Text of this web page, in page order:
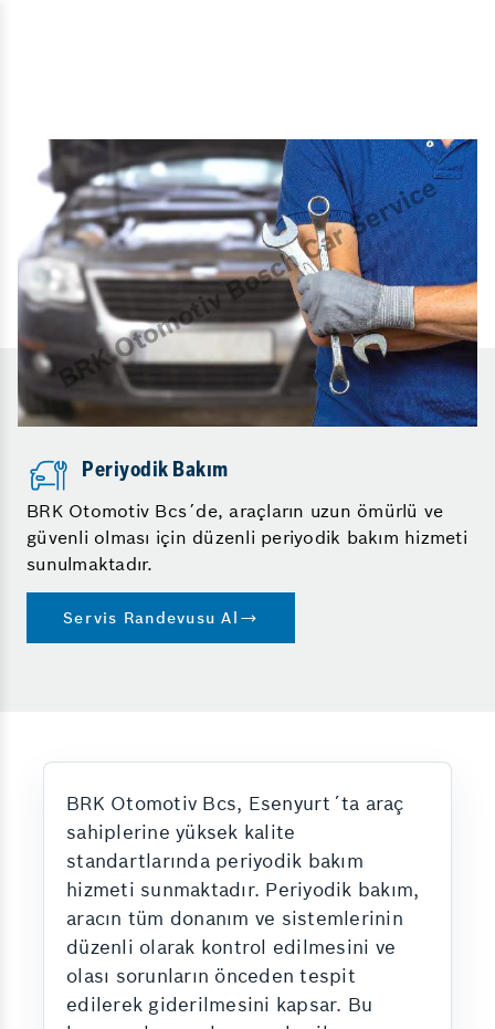
Periyodik Bakım
BRK Otomotiv Bcs´de, araçların uzun ömürlü ve
güvenli olması için düzenli periyodik bakım hizmeti
sunulmaktadır.
Servis Randevusu Al
BRK Otomotiv Bcs, Esenyurt´ta araç
sahiplerine yüksek kalite
standartlarında periyodik bakım
hizmeti sunmaktadır. Periyodik bakım,
aracın tüm donanım ve sistemlerinin
düzenli olarak kontrol edilmesini ve
olası sorunların önceden tespit
edilerek giderilmesini kapsar. Bu